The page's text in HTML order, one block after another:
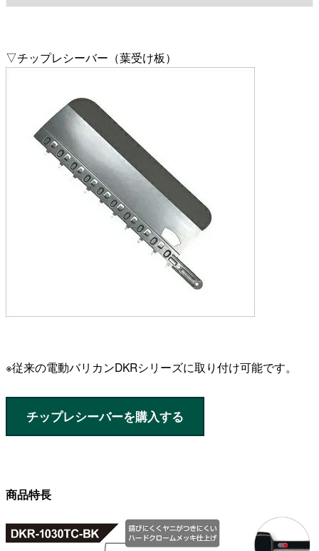
▽チップレシーバー（葉受け板）
※従来の電動バリカンDKRシリーズに取り付け可能です。
チップレシーバーを購入する
商品特長